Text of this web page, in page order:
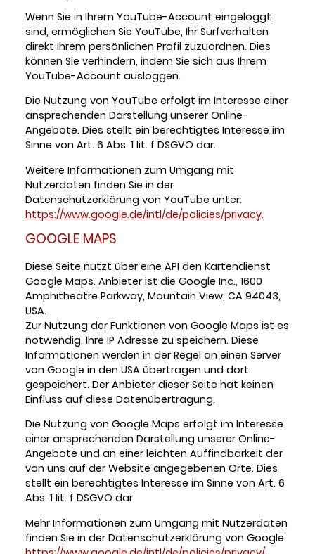
Wenn Sie in Ihrem YouTube-Account eingeloggt
sind, ermöglichen Sie YouTube, Ihr Surfverhalten
direkt Ihrem persönlichen Profil zuzuordnen. Dies
können Sie verhindern, indem Sie sich aus Ihrem
YouTube-Account ausloggen.
Die Nutzung von YouTube erfolgt im Interesse einer
ansprechenden Darstellung unserer Online-
Angebote. Dies stellt ein berechtigtes Interesse im
Sinne von Art. 6 Abs. 1 lit. f DSGVO dar.
Weitere Informationen zum Umgang mit
Nutzerdaten finden Sie in der
Datenschutzerklärung von YouTube unter:
https://www.google.de/intl/de/policies/privacy.
GOOGLE MAPS
Diese Seite nutzt über eine API den Kartendienst
Google Maps. Anbieter ist die Google Inc., 1600
Amphitheatre Parkway, Mountain View, CA 94043,
USA.
Zur Nutzung der Funktionen von Google Maps ist es
notwendig, Ihre IP Adresse zu speichern. Diese
Informationen werden in der Regel an einen Server
von Google in den USA übertragen und dort
gespeichert. Der Anbieter dieser Seite hat keinen
Einfluss auf diese Datenübertragung.
Die Nutzung von Google Maps erfolgt im Interesse
einer ansprechenden Darstellung unserer Online-
Angebote und an einer leichten Auffindbarkeit der
von uns auf der Website angegebenen Orte. Dies
stellt ein berechtigtes Interesse im Sinne von Art. 6
Abs. 1 lit. f DSGVO dar.
Mehr Informationen zum Umgang mit Nutzerdaten
finden Sie in der Datenschutzerklärung von Google: